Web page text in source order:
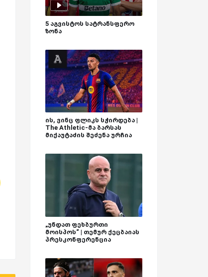
5 აგვისტოს სატრანსფერო
ზონა
ის, ვინც ფლიკს სჭირდება |
The Athletic-მა ბარსას
მიქაუტაძის შეძენა ურჩია
„უნდათ ფეხბურთი
მოისპოს“ | თემურ ქეცბაიას
პრესკონფერენცია